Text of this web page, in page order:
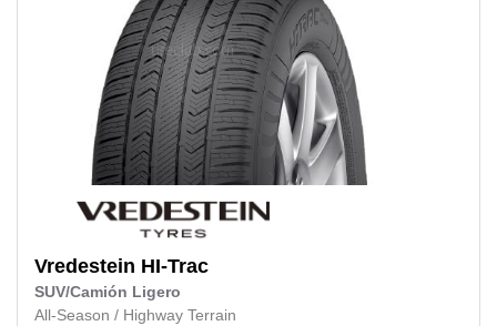
Vredestein HI-Trac
SUV/Camión Ligero
All-Season / Highway Terrain